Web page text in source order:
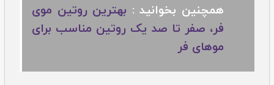
همچنین بخوانید : بهترین روتین موی
فر، صفر تا صد یک روتین مناسب برای
موهای فر